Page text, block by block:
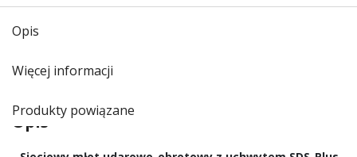
Opis
Więcej informacji
Produkty powiązane
Opis